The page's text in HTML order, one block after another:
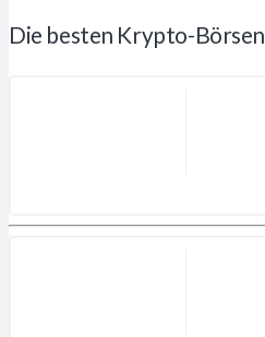
Die besten Krypto-Börsen